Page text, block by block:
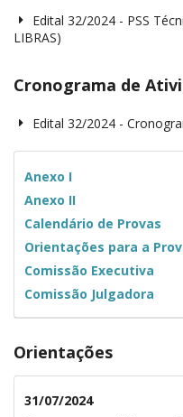
Edital 32/2024 - PSS
LIBRAS)
Cronograma de
Edital 32/2024 -
Anexo I
Anexo II
Calendário de Provas
Orientações para a
Comissão Executiva
Comissão Julgadora
Orientações
31/07/2024